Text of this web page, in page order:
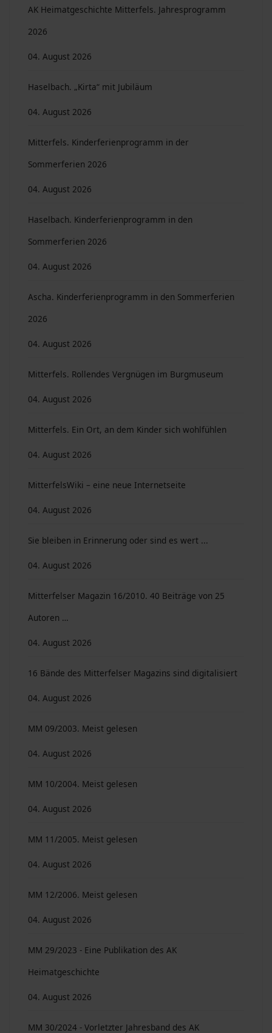
AK Heimatgeschichte Mitterfels. Jahresprogramm
2026
04. August 2026
Haselbach. „Kirta“ mit Jubiläum
04. August 2026
Mitterfels. Kinderferienprogramm in der
Sommerferien 2026
04. August 2026
Haselbach. Kinderferienprogramm in den
Sommerferien 2026
04. August 2026
Ascha. Kinderferienprogramm in den Sommerferien
2026
04. August 2026
Mitterfels. Rollendes Vergnügen im Burgmuseum
04. August 2026
Mitterfels. Ein Ort, an dem Kinder sich wohlfühlen
04. August 2026
MitterfelsWiki – eine neue Internetseite
04. August 2026
Sie bleiben in Erinnerung oder sind es wert ...
04. August 2026
Mitterfelser Magazin 16/2010. 40 Beiträge von 25
Autoren …
04. August 2026
16 Bände des Mitterfelser Magazins sind digitalisiert
04. August 2026
MM 09/2003. Meist gelesen
04. August 2026
MM 10/2004. Meist gelesen
04. August 2026
MM 11/2005. Meist gelesen
04. August 2026
MM 12/2006. Meist gelesen
04. August 2026
MM 29/2023 - Eine Publikation des AK
Heimatgeschichte
04. August 2026
MM 30/2024 - Vorletzter Jahresband des AK